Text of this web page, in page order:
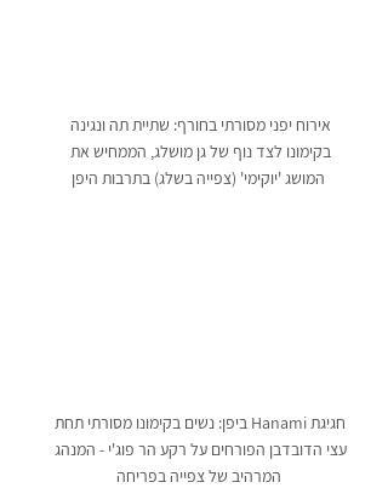
אירוח יפני מסורתי בחורף: שתיית תה ונגינה
בקימונו לצד נוף של גן מושלג, הממחיש את
המושג 'יוקימי' (צפייה בשלג) בתרבות היפן
חגיגת Hanami ביפן: נשים בקימונו מסורתי תחת
עצי הדובדבן הפורחים על רקע הר פוג'י - המנהג
המרהיב של צפייה בפריחה